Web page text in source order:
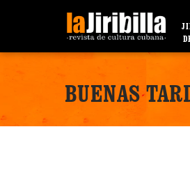
BUENAS